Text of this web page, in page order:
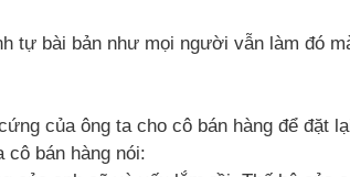
tự bài bản như mọi người vẫn làm đó
của ông ta cho cô bán hàng để đặt
cô bán hàng nói: